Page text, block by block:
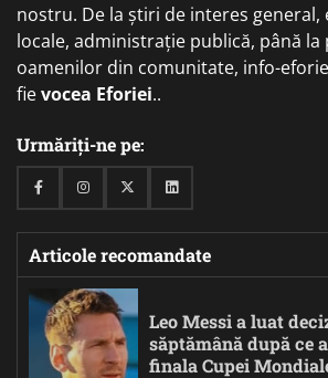
nostru. De la știri de interes general,
locale, administrație publică, până la
oamenilor din comunitate, info-
fievocea Eforiei..
Urmăriți-ne pe:
FacebookInstagramTwitterLinkedin
Articole recomandate
Leo Messi a luat
săptămână după ce
finala Cupei